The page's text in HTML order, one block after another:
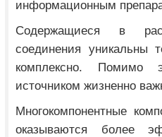
информационным
Содержащиеся в
соединения уникальны
комплексно. Помимо
источником жизненно
Многокомпонентные
оказываются более